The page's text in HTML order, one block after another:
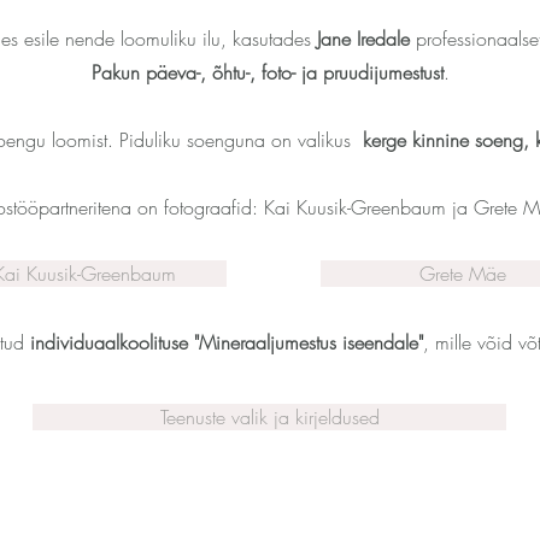
esile nende loomuliku ilu, kasutades Jane Iredale
Pakun päeva-, õhtu-, foto- ja pruudijumestust.
loomist. Piduliku soenguna on valikus kerge kinnine soeng,
on fotograafid: Kai Kuusik-Greenbaum ja Grete
individuaalkoolituse "Mineraaljumestus iseendale", mille võid
Kuusik-Greenbaum Grete Mäe
Teenuste valik ja kirjeldused